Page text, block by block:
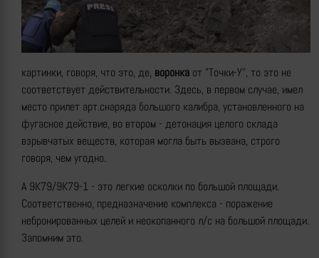
картинки, говоря, что это, де, воронка от "Точки-У", то это не
соответствует действительности. Здесь, в первом случае, имел
место прилет арт.снаряда большого калибра, установленного на
фугасное действие, во втором - детонация целого склада
взрывчатых веществ, которая могла быть вызвана, строго
говоря, чем угодно.
А 9К79/9К79-1 - это легкие осколки по большой площади.
Соответственно, предназначение комплекса - поражение
небронированных целей и неокопанного л/с на большой площади.
Запомним это.